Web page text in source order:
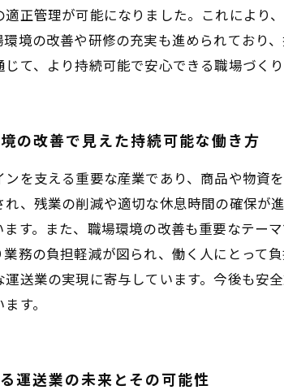
正管理が可能になりました。これによ
境の改善や研修の充実も進められており
て、より持続可能で安心できる職場づく
の改善で見えた持続可能な働き方
を支える重要な産業であり、商品や物資
、残業の削減や適切な休息時間の確保が
す。また、職場環境の改善も重要なテー
務の負担軽減が図られ、働く人にとって
送業の実現に寄与しています。今後も安
す。
運送業の未来とその可能性